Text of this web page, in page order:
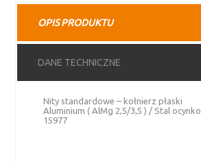
kołnierz
płaski
OPIS PRODUKTU
DANE TECHNICZNE
Nity standardowe – kołnierz płaski
Aluminium ( AlMg 2,5/3,5 ) / Stal
15977